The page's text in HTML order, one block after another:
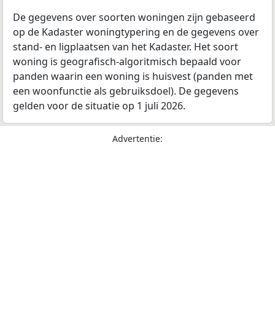
De gegevens over soorten woningen zijn gebaseerd
op de Kadaster woningtypering en de gegevens over
stand- en ligplaatsen van het Kadaster. Het soort
woning is geografisch-algoritmisch bepaald voor
panden waarin een woning is huisvest (panden met
een woonfunctie als gebruiksdoel). De gegevens
gelden voor de situatie op 1 juli 2026.
Advertentie: